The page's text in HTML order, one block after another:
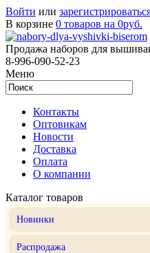
Войти или
В корзине 0 товаров на 0руб.
Продажа наборов для
8-996-090-52-23
Меню
Контакты
Оптовикам
Новости
Доставка
Оплата
О компании
Каталог товаров
Новинки
Распродажа